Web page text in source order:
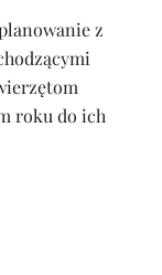
z
roku do ich